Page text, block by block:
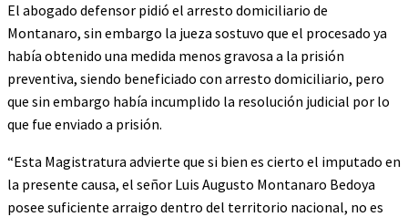
El abogado defensor pidió el arresto domiciliario de
Montanaro, sin embargo la jueza sostuvo que el procesado ya
había obtenido una medida menos gravosa a la prisión
preventiva, siendo beneficiado con arresto domiciliario, pero
que sin embargo había incumplido la resolución judicial por lo
que fue enviado a prisión.
“Esta Magistratura advierte que si bien es cierto el imputado en
la presente causa, el señor Luis Augusto Montanaro Bedoya
posee suficiente arraigo dentro del territorio nacional, no es